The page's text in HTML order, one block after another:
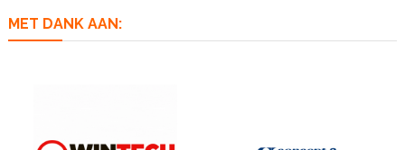
MET DANK AAN: